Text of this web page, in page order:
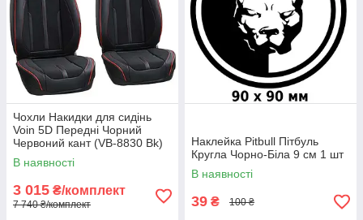
Чохли Накидки для сидінь
Voin 5D Передні Чорний
Червоний кант (VB-8830 Bk)
В наявності
3 015 ₴/комплект
7 740 ₴/комплект
Наклейка Pitbull Пітбуль
Кругла Чорно-Біла 9 см 1 шт
В наявності
39 ₴ 100 ₴